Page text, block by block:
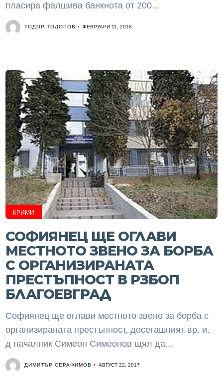
пласира фалшива банкнота от 200...
ТОДОР ТОДОРОВ ФЕВРУАРИ 11, 2018
КРИМИ
СОФИЯНЕЦ ЩЕ ОГЛАВИ
МЕСТНОТО ЗВЕНО ЗА БОРБА
С ОРГАНИЗИРАНАТА
ПРЕСТЪПНОСТ В РЗБОП
БЛАГОЕВГРАД
Софиянец ще оглави местното звено за борба с
организираната престъпност, досегашният вр. и.
д началник Симеон Симеонов щял да...
ДИМИТЪР СЕРАФИМОВ АВГУСТ 22, 2017